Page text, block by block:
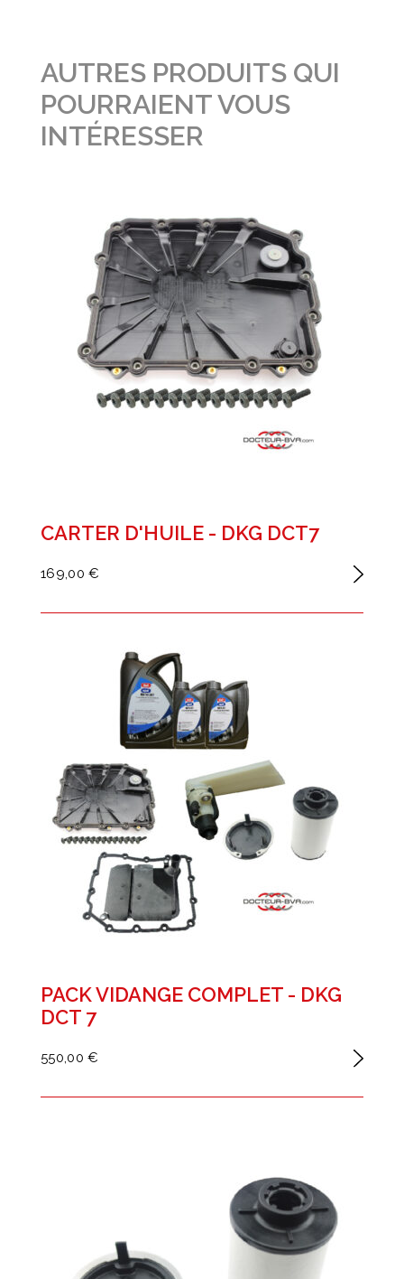
AUTRES PRODUITS QUI
POURRAIENT VOUS
INTÉRESSER
CARTER D'HUILE - DKG DCT7
169,00 €
PACK VIDANGE COMPLET - DKG
DCT 7
550,00 €